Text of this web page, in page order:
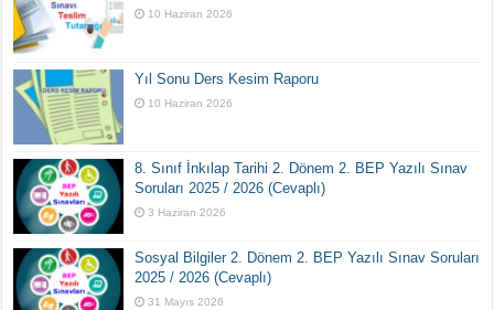
10 Haziran 2026
Yıl Sonu Ders Kesim Raporu
10 Haziran 2026
8. Sınıf İnkılap Tarihi 2. Dönem 2. BEP Yazılı Sınav
Soruları 2025 / 2026 (Cevaplı)
3 Haziran 2026
Sosyal Bilgiler 2. Dönem 2. BEP Yazılı Sınav Soruları
2025 / 2026 (Cevaplı)
31 Mayıs 2026